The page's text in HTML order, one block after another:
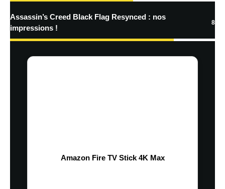
Assassin’s Creed Black Flag Resynced : nos
impressions !
8
Amazon Fire TV Stick 4K Max